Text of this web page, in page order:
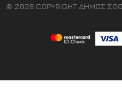
© 2026 COPYRIGHT ΔΗΜΟΣ